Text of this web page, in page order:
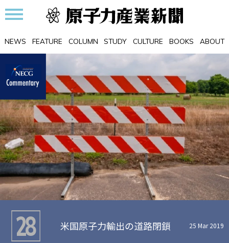
NEWS FEATURE COLUMN STUDY CULTURE BOOKS ABOUT
28 米国原子力輸出の道路閉鎖 25 Mar 2019